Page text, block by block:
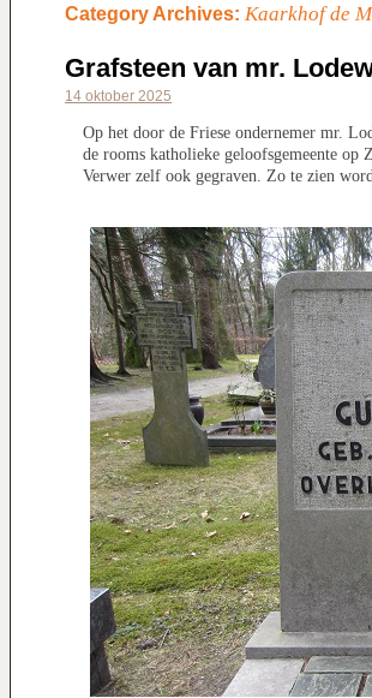
Category Archives: Kaarkhof de
Grafsteen van mr.
14 oktober 2025
Op het door de Friese ondernemer mr.
de rooms katholieke geloofsgemeente op
Verwer zelf ook gegraven. Zo te zien